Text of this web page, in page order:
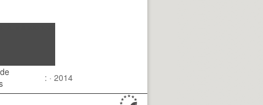
: · 2014